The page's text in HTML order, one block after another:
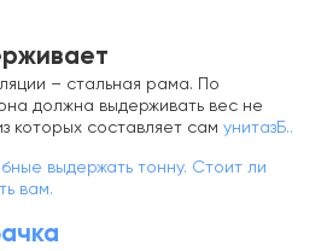
– стальная рама. По
должна выдерживать вес не
которых составляет сам унитазБ..
выдержать тонну. Стоит ли
вам.